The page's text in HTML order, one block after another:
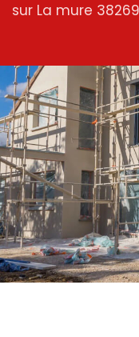
sur La mure